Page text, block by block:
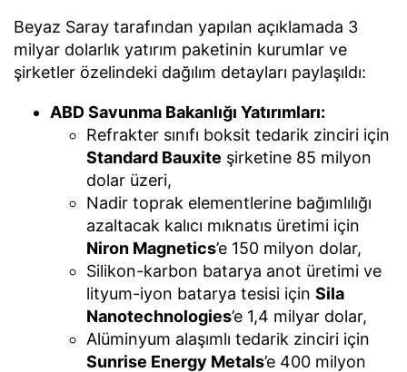
Beyaz Saray tarafından yapılan açıklamada 3
milyar dolarlık yatırım paketinin kurumlar ve
şirketler özelindeki dağılım detayları paylaşıldı:
ABD Savunma Bakanlığı Yatırımları:
Refrakter sınıfı boksit tedarik zinciri için
Standard Bauxite şirketine 85 milyon
dolar üzeri,
Nadir toprak elementlerine bağımlılığı
azaltacak kalıcı mıknatıs üretimi için
Niron Magnetics’e 150 milyon dolar,
Silikon-karbon batarya anot üretimi ve
lityum-iyon batarya tesisi için Sila
Nanotechnologies’e 1,4 milyar dolar,
Alüminyum alaşımlı tedarik zinciri için
Sunrise Energy Metals’e 400 milyon